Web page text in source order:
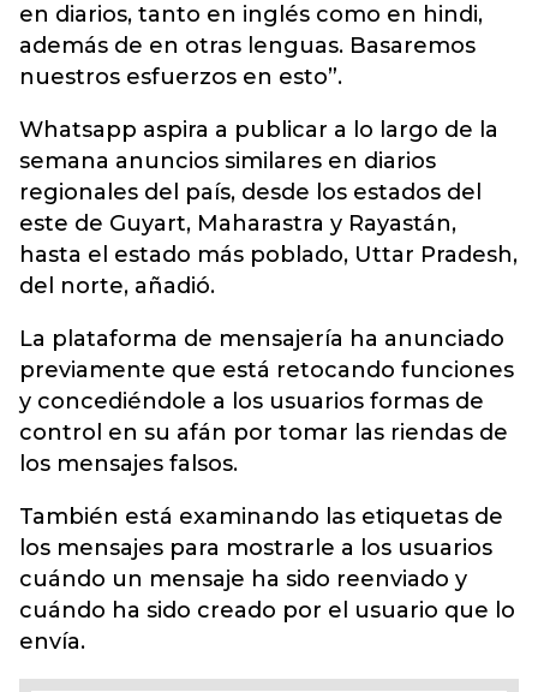
en diarios, tanto en inglés como en hindi,
además de en otras lenguas. Basaremos
nuestros esfuerzos en esto”.
Whatsapp aspira a publicar a lo largo de la
semana anuncios similares en diarios
regionales del país, desde los estados del
este de Guyart, Maharastra y Rayastán,
hasta el estado más poblado, Uttar Pradesh,
del norte, añadió.
La plataforma de mensajería ha anunciado
previamente que está retocando funciones
y concediéndole a los usuarios formas de
control en su afán por tomar las riendas de
los mensajes falsos.
También está examinando las etiquetas de
los mensajes para mostrarle a los usuarios
cuándo un mensaje ha sido reenviado y
cuándo ha sido creado por el usuario que lo
envía.